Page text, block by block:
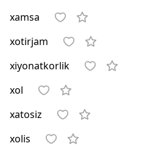
xamsa
xotirjam
xiyonatkorlik
xol
xatosiz
xolis